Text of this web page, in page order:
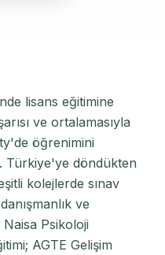
lisans eğitimine
ve ortalamasıyla
öğrenimini
Türkiye'ye döndükten
kolejlerde sınav
ve
Psikoloji
AGTE Gelişim